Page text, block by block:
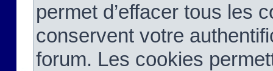
permet d’effacer tous les
conservent votre
forum. Les cookies